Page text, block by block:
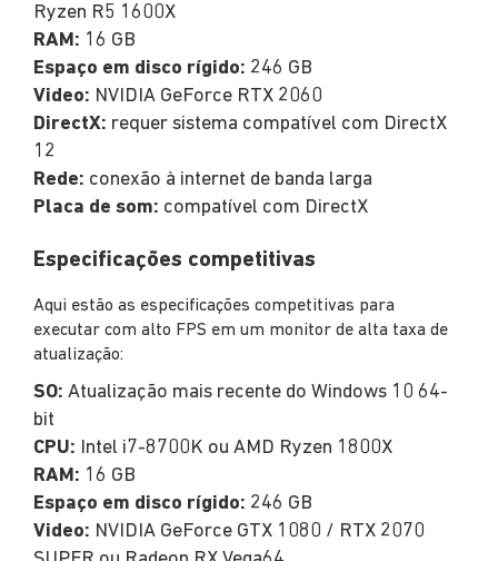
Ryzen R5 1600X
RAM: 16 GB
Espaço em disco rígido: 246 GB
Video: NVIDIA GeForce RTX 2060
DirectX: requer sistema compatível com DirectX
12
Rede: conexão à internet de banda larga
Placa de som: compatível com DirectX
Especificações competitivas
Aqui estão as especificações competitivas para
executar com alto FPS em um monitor de alta taxa de
atualização:
SO: Atualização mais recente do Windows 10 64-
bit
CPU: Intel i7-8700K ou AMD Ryzen 1800X
RAM: 16 GB
Espaço em disco rígido: 246 GB
Video: NVIDIA GeForce GTX 1080 / RTX 2070